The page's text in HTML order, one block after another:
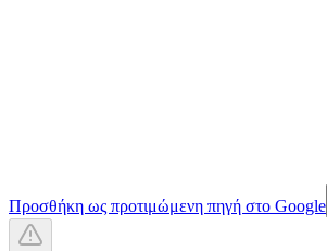
Προσθήκη ως προτιμώμενη πηγή στο Google